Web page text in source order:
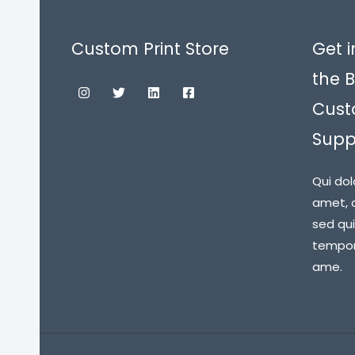
Custom Print Store
Get
the
Qui
amet,
sed
ame.